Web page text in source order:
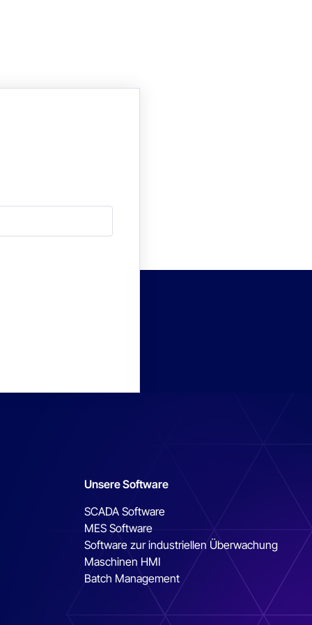
Unsere Software
SCADA Software
MES Software
Software zur industriellen Überwachung
Maschinen HMI
Batch Management